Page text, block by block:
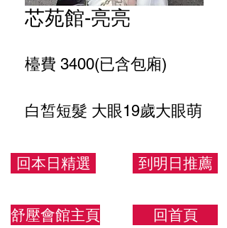
芯苑館-亮亮
檯費 3400(已含包廂)
白皙短髮 大眼19歲大眼萌
163.48.C
回本日精選
舒壓會館主頁
到明日推薦
回首頁